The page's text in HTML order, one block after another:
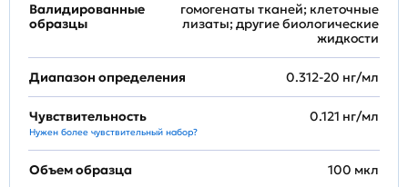
Валидированные
образцы
гомогенаты тканей; клеточные
лизаты; другие биологические
жидкости
Диапазон определения 0.312-20 нг/мл
Чувствительность
Нужен более чувствительный набор?
0.121 нг/мл
Объем образца 100 мкл